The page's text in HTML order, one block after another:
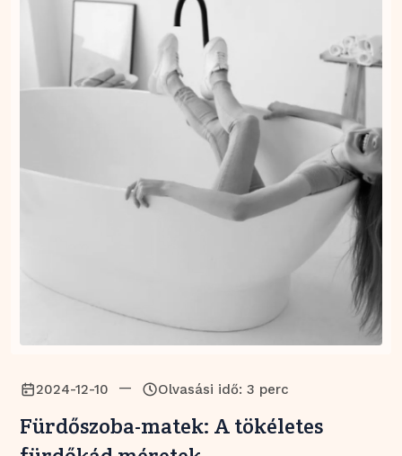
2024-12-10 — Olvasási idő: 3 perc
Fürdőszoba-matek: A tökéletes